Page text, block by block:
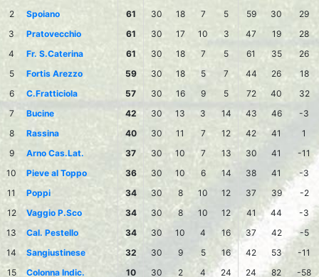
2
Spoiano 61 30 18 7 5 59 30
29
3
Pratovecchio 61 30 17 10 3 47 19
28
4
Fr. S.Caterina 61 30 18 7 5 61 35
26
5
Fortis Arezzo 59 30 18 5 7 44 26
18
6
C.Fratticiola 57 30 16 9 5 72 40
32
7
Bucine 42 30 13 3 14 43 46
-3
8
Rassina 40 30 11 7 12 42 41
1
9
Arno Cas.Lat. 37 30 10 7 13 30 41
-11
10
Pieve al Toppo 36 30 10 6 14 38 41
-3
11
Poppi 34 30 8 10 12 37 39
-2
12
Vaggio P.Sco 34 30 8 10 12 41 44
-3
13
Cal. Pestello 34 30 10 4 16 37 42
-5
14
Sangiustinese 32 30 9 5 16 42 53
-11
15
Colonna Indic. 10 30 2 4 24 24 82 -58